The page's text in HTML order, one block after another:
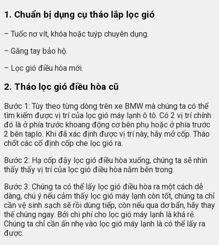
1. Chuẩn bị dụng cụ tháo lắp lọc gió
– Tuốc nơ vít, khóa hoặc tuýp chuyên dụng.
– Găng tay bảo hộ.
– Lọc gió điều hòa mới.
2. Tháo lọc gió điều hòa cũ
Bước 1: Tùy theo từng dòng trên xe BMW mà chúng ta có thể
tìm kiếm được vị trí của lọc gió máy lạnh ô tô. Có 2 vị trí chính
đó là ở phía trước khoang động cơ bên phụ hoặc ở phía trước
2 bên taplo. Khi đã xác định được vị trí này, hãy mở cốp. Tháo
chốt các cố định cốp che lọc gió ra.
Bước 2: Hạ cốp đậy lọc gió điều hòa xuống, chúng ta sẽ nhìn
thấy thấy vị trí của lọc gió điều hòa nằm bên trong.
Bước 3: Chúng ta có thể lấy lọc gió điều hòa ra một cách dễ
dàng, chú ý nếu cảm thấy lọc gió máy lạnh còn tốt, chúng ta chỉ
cần vệ sinh sạch sẽ rồi dùng tiếp, còn nếu qua dơ bẩn, hãy thay
thế chúng ngay. Bởi chi phí cho lọc gió máy lạnh là khá rẻ.
Chúng ta chỉ cần ấn nhẹ vào lọc gió máy lạnh là có thể lấy ra
được.